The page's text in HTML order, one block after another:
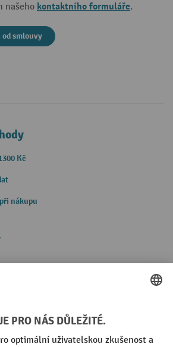
našeho kontaktního formuláře.
od smlouvy
Kč
nákupu